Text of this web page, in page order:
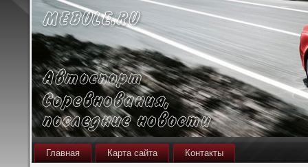
Главная Карта сайта Контакты